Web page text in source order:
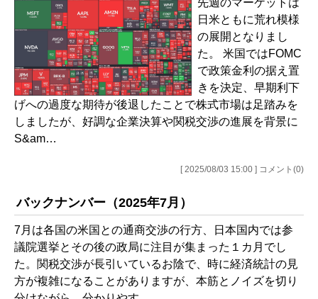
先週のマーケットは
日米ともに荒れ模様
の展開となりまし
た。 米国ではFOMC
で政策金利の据え置
きを決定、早期利下
げへの過度な期待が後退したことで株式市場は足踏みを
しましたが、好調な企業決算や関税交渉の進展を背景に
S&am…
[ 2025/08/03 15:00 ] コメント(0)
バックナンバー（2025年7月）
7月は各国の米国との通商交渉の行方、日本国内では参
議院選挙とその後の政局に注目が集まった１カ月でし
た。関税交渉が長引いているお陰で、時に経済統計の見
方が複雑になることがありますが、本筋とノイズを切り